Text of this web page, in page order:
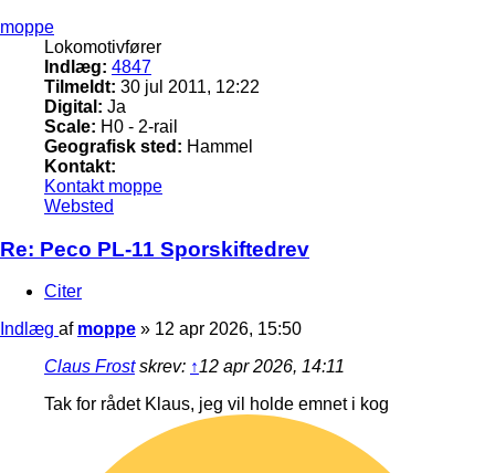
moppe
Lokomotivfører
Indlæg: 4847
Tilmeldt: 30 jul 2011, 12:22
Digital: Ja
Scale: H0 - 2-rail
Geografisk sted: Hammel
Kontakt:
Kontakt moppe
Websted
Re: Peco PL-11 Sporskiftedrev
Citer
Indlæg af moppe » 12 apr 2026, 15:50
Claus Frostskrev: ↑12 apr 2026, 14:11
Tak for rådet Klaus, jeg vil holde emnet i kog